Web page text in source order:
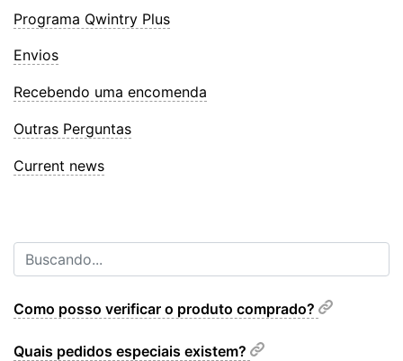
Programa Qwintry Plus
Envios
Recebendo uma encomenda
Outras Perguntas
Current news
Como posso verificar o produto comprado?
Quais pedidos especiais existem?